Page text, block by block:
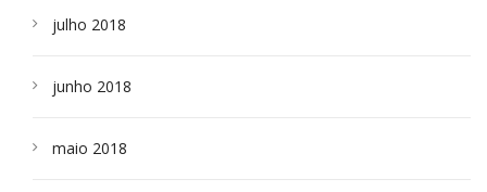
julho 2018
junho 2018
maio 2018